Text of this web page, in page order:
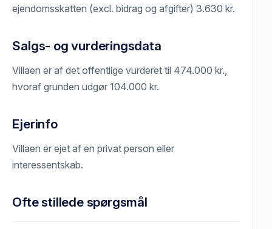
ejendomsskatten (excl. bidrag og afgifter) 3.630 kr.
Salgs- og vurderingsdata
Villaen er af det offentlige vurderet til 474.000 kr.,
hvoraf grunden udgør 104.000 kr.
Ejerinfo
Villaen er ejet af en privat person eller
interessentskab.
Ofte stillede spørgsmål